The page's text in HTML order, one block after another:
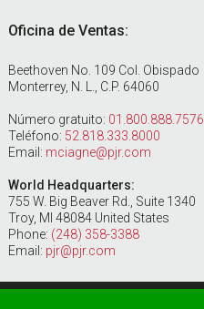
Oficina de Ventas:
Beethoven No. 109 Col. Obispado
Monterrey, N. L., C.P. 64060
Número gratuito: 01.800.888.7576
Teléfono: 52.818.333.8000
Email: mciagne@pjr.com
World Headquarters:
755 W. Big Beaver Rd., Suite 1340
Troy, MI 48084 United States
Phone: (248) 358-3388
Email: pjr@pjr.com